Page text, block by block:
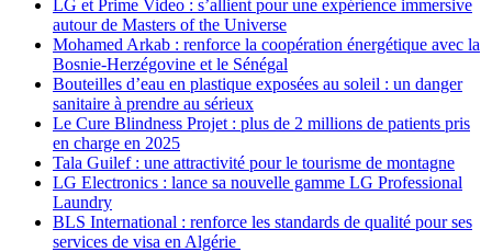
LG et Prime Video : s’allient pour une expérience immersive
autour de Masters of the Universe
Mohamed Arkab : renforce la coopération énergétique avec la
Bosnie-Herzégovine et le Sénégal
Bouteilles d’eau en plastique exposées au soleil : un danger
sanitaire à prendre au sérieux
Le Cure Blindness Projet : plus de 2 millions de patients pris
en charge en 2025
Tala Guilef : une attractivité pour le tourisme de montagne
LG Electronics : lance sa nouvelle gamme LG Professional
Laundry
BLS International : renforce les standards de qualité pour ses
services de visa en Algérie